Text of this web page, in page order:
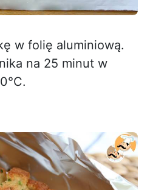
w folię aluminiową.
na 25 minut w